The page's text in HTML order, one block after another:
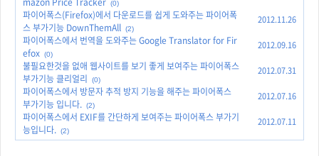
(0)
파이어폭스(Firefox)에서 다운로드를 쉽게 도와주는 파이어폭
스 부가기능 DownThemAll (2)
2012.11.26
파이어폭스에서 번역을 도와주는 Google Translator for Fir
efox (0)
2012.09.16
불필요한것을 없애 웹사이트를 보기 좋게 보여주는 파이어폭스
부가기능 클리얼리
(0)
2012.07.31
파이어폭스에서 방문자 추적 방지 기능을 해주는 파이어폭스
부가기능 입니다. (2)
2012.07.16
파이어폭스에서 EXIF를 간단하게 보여주는 파이어폭스 부가기
능입니다. (2)
2012.07.11